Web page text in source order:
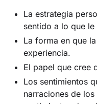
La estrategia
sentido a lo que
La forma en que
experiencia.
El papel que cree
Los sentimientos
narraciones de